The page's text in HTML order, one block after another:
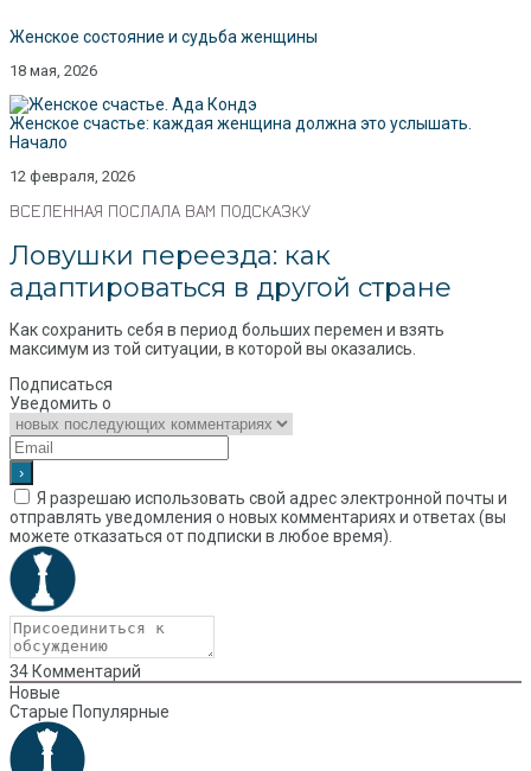
Женское состояние и судьба женщины
18 мая, 2026
Женское счастье: каждая женщина должна это услышать.
Начало
12 февраля, 2026
ВСЕЛЕННАЯ ПОСЛАЛА ВАМ ПОДСКАЗКУ
Ловушки переезда: как
адаптироваться в другой стране
Как сохранить себя в период больших перемен и взять
максимум из той ситуации, в которой вы оказались.
Подписаться
Уведомить о
Я разрешаю использовать свой адрес электронной почты и
отправлять уведомления о новых комментариях и ответах (вы
можете отказаться от подписки в любое время).
34 Комментарий
Новые
Старые Популярные